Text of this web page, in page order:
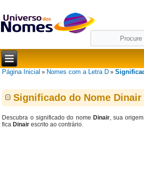
Página Inicial » Nomes com a Letra D »
Significado do Nome Dinair
Descubra o significado do nome Dinair, sua
fica Dinair escrito ao contrário.